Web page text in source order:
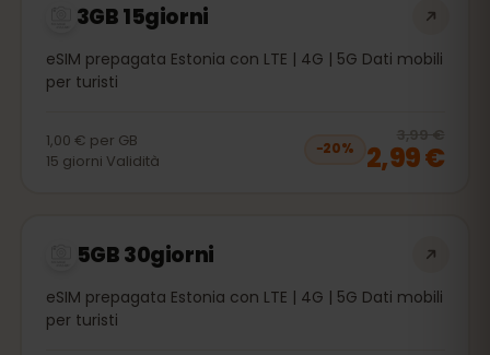
3GB 15giorni
eSIM prepagata Estonia con LTE | 4G | 5G Dati mobili
per turisti
1,00 € per GB
15 giorni Validità
−20%
3,99 €
2,99 €
5GB 30giorni
eSIM prepagata Estonia con LTE | 4G | 5G Dati mobili
per turisti